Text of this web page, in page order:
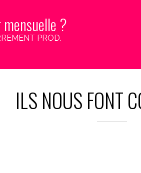
?
PROD.
ILS NOUS FONT